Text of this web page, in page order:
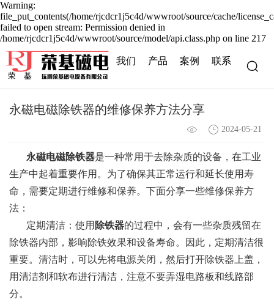
Warning:
file_put_contents(/home/rjcdcr1j5c4d/wwwroot/source/cache/
failed to open stream: Permission denied in
/home/rjcdcr1j5c4d/wwwroot/source/model/api.class.php on line 217
我们 产品 案例 联系
永磁电磁除铁器的维修保养方法分享
2024-05-21
永磁电磁除铁器是一种常用于去除杂质的设备，在工业
生产中起着重要作用。为了确保其正常运行和延长使用寿
命，需要定期进行维修和保养。下面分享一些维修保养方
法：
定期清洁：使用 除铁器的过程中，会有一些杂质残留在
除铁器内部，影响除铁效果和设备寿命。因此，定期清洁很
重要。清洁时，可以先将电源关闭，然后打开除铁器上盖，
用清洁剂和软布进行清洁，注意不要弄湿电路板和线路部
分。